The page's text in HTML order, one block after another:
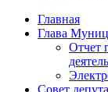
Главная
Глава
Отчет
Совет